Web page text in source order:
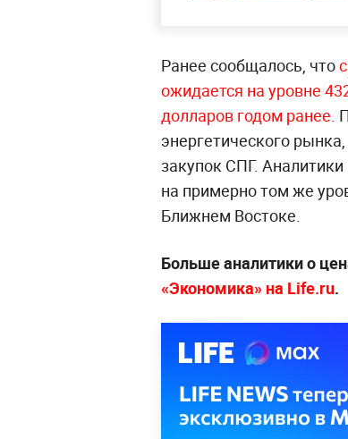
Ранее сообщалось, что
ожидается на уровне
долларов годом ранее.
энергетического
закупок СПГ. Аналитики
на примерно том же
Ближнем Востоке.
Больше аналитики о
«Экономика» на Life.ru.